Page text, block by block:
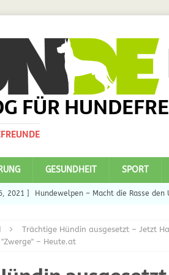
FÜR
GESUNDHEIT SPORT
2021 ] Hundewelpen – Macht die Rasse
Ulmenride für Hunde – der
Trächtige Hündin ausgesetzt – Jetzt
– Heute.at